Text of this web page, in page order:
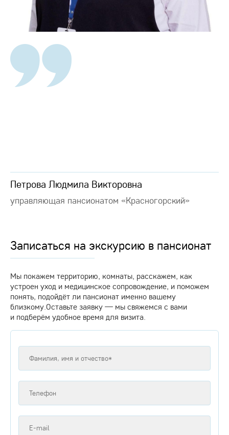
Петрова Людмила Викторовна
управляющая пансионатом «Красногорский»
Записаться на экскурсию в пансионат
Мы покажем территорию, комнаты, расскажем, как
устроен уход и медицинское сопровождение, и поможем
понять, подойдёт ли пансионат именно вашему
близкому.Оставьте заявку — мы свяжемся с вами
и подберём удобное время для визита.